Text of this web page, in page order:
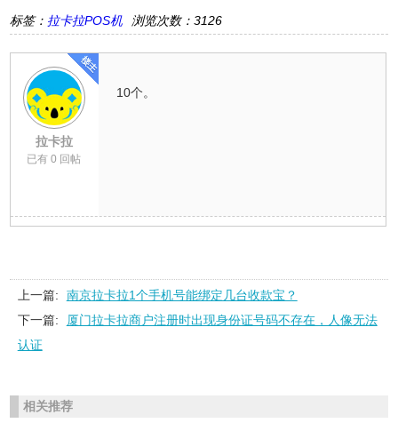
标签： 拉卡拉POS机 浏览次数：3126
拉卡拉
已有 0 回帖
10个。
上一篇:
南京拉卡拉1个手机号能绑定几台收款宝？
下一篇:
厦门拉卡拉商户注册时出现身份证号码不存在，人像无法
认证
相关推荐